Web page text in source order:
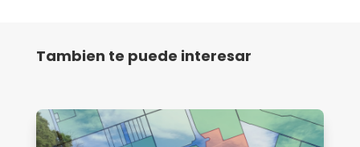
Tambien te puede interesar